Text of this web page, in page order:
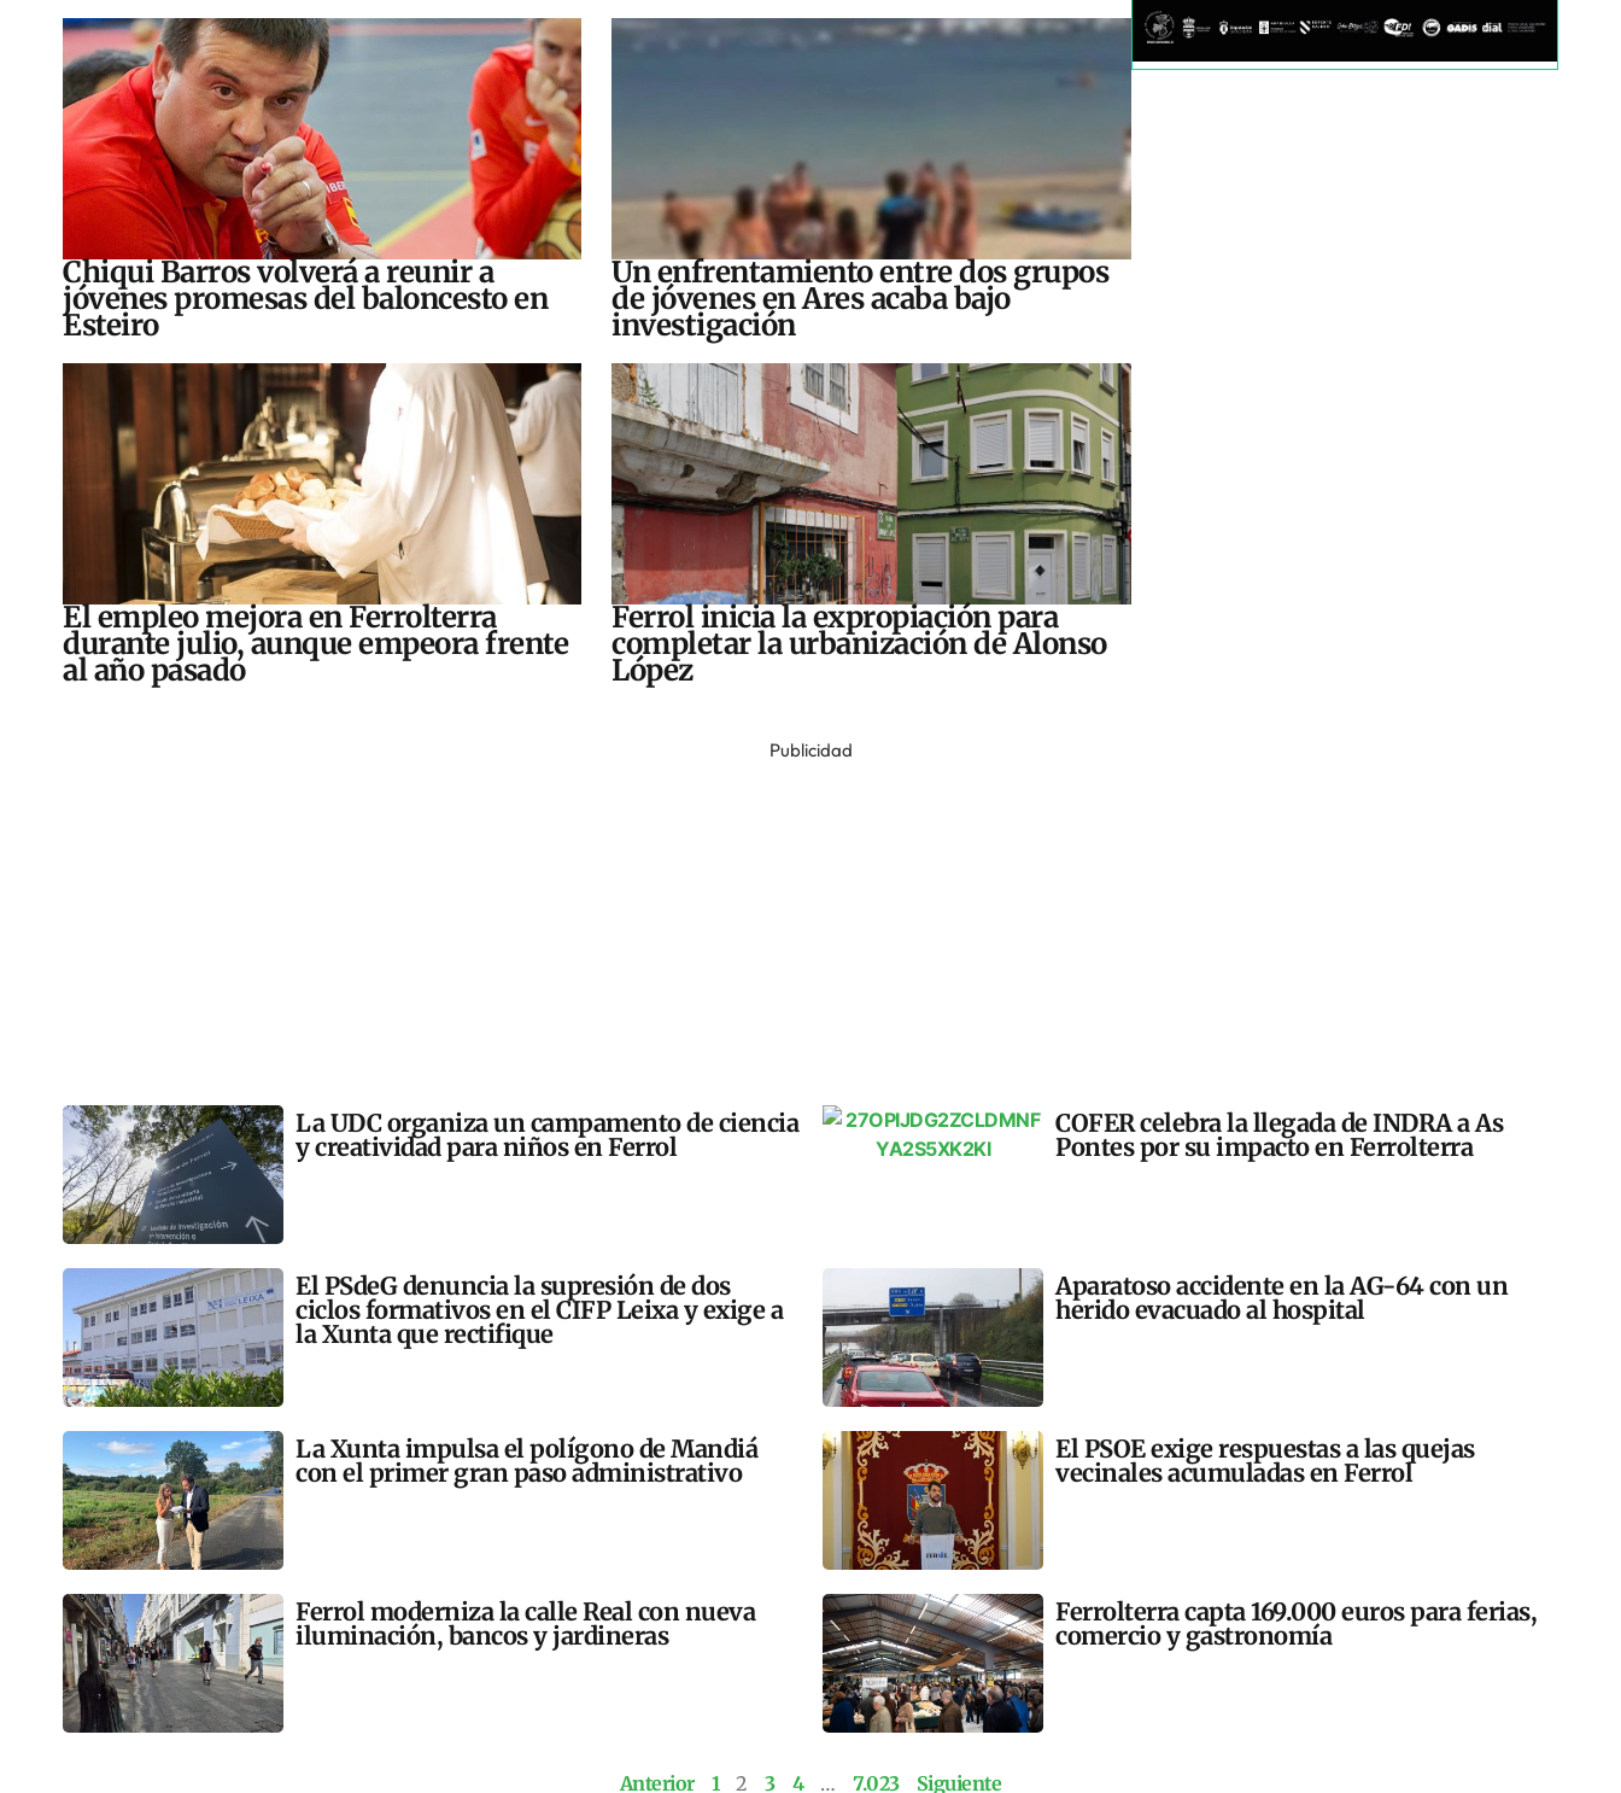
Chiqui Barros volverá a reunir a
jóvenes promesas del baloncesto en
Esteiro
Un enfrentamiento entre dos grupos
de jóvenes en Ares acaba bajo
investigación
El empleo mejora en Ferrolterra
durante julio, aunque empeora frente
al año pasado
Ferrol inicia la expropiación para
completar la urbanización de Alonso
López
Publicidad
La UDC organiza un campamento de ciencia
y creatividad para niños en Ferrol
COFER celebra la llegada de INDRA a As
Pontes por su impacto en Ferrolterra
El PSdeG denuncia la supresión de dos
ciclos formativos en el CIFP Leixa y exige a
la Xunta que rectifique
Aparatoso accidente en la AG-64 con un
herido evacuado al hospital
La Xunta impulsa el polígono de Mandiá
con el primer gran paso administrativo
El PSOE exige respuestas a las quejas
vecinales acumuladas en Ferrol
Ferrol moderniza la calle Real con nueva
iluminación, bancos y jardineras
Ferrolterra capta 169.000 euros para ferias,
comercio y gastronomía
Anterior 1 2 3 4 … 7.023 Siguiente